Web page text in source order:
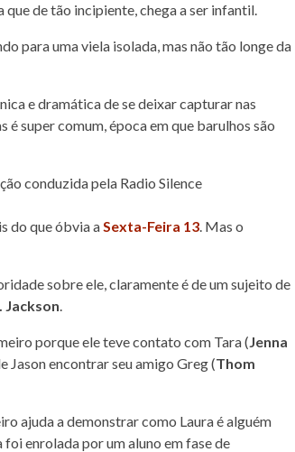
de tão incipiente, chega a ser infantil.
para uma viela isolada, mas não tão longe da
e dramática de se deixar capturar nas
é super comum, época em que barulhos são
do que óbvia aSexta-Feira 13. Mas o
sobre ele, claramente é de um sujeito de
Jackson.
porque ele teve contato com Tara (Jenna
Jason encontrar seu amigo Greg (Thom
ajuda a demonstrar como Laura é alguém
enrolada por um aluno em fase de